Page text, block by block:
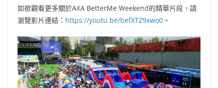
如欲觀看更多關於AXA BetterMe Weekend的精華片段，請
瀏覽影片連結： https://youtu.be/befXTZ9xwo0 。